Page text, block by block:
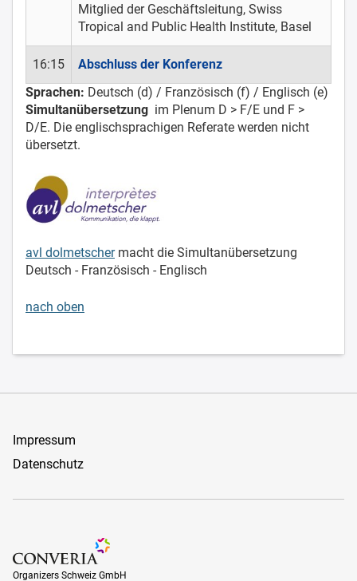
Mitglied der Geschäftsleitung, Swiss
Tropical and Public Health Institute, Basel
16:15
Abschluss der Konferenz
Sprachen: Deutsch (d) / Französisch (f) / Englisch (e)
Simultanübersetzung im Plenum D > F/E und F >
D/E. Die englischsprachigen Referate werden nicht
übersetzt.
avl dolmetschermacht die Simultanübersetzung
Deutsch - Französisch - Englisch
nach oben
Impressum
Datenschutz
Organizers Schweiz GmbH
Organizers Schweiz GmbH